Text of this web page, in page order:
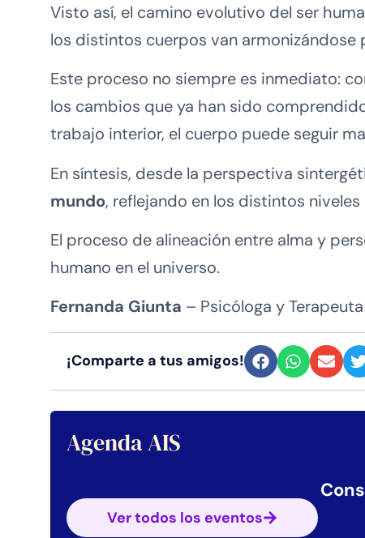
Visto así, el camino evolutivo del ser
los distintos cuerpos van armonizándose
Este proceso no siempre es inmediato:
los cambios que ya han sido
trabajo interior, el cuerpo puede seguir
En síntesis, desde la perspectiva
mundo, reflejando en los distintos
El proceso de alineación entre alma y
humano en el universo.
Fernanda Giunta – Psicóloga y
¡Comparte a tus amigos!
Agenda AIS
Ver todos los eventos